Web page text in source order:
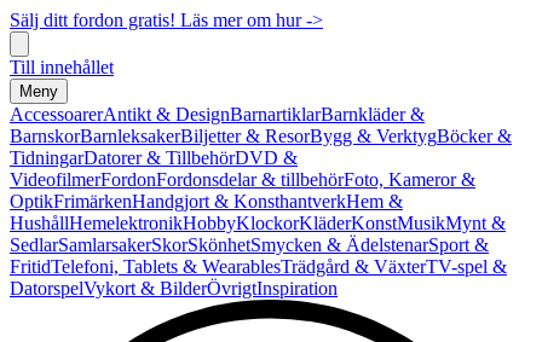
Sälj ditt fordon gratis! Läs mer om hur ->
Till innehållet
Meny
AccessoarerAntikt & DesignBarnartiklarBarnkläder &
BarnskorBarnleksakerBiljetter & ResorBygg & VerktygBöcker &
TidningarDatorer & TillbehörDVD &
VideofilmerFordonFordonsdelar & tillbehörFoto, Kameror &
OptikFrimärkenHandgjort & KonsthantverkHem &
HushållHemelektronikHobbyKlockorKläderKonstMusikMynt &
SedlarSamlarsakerSkorSkönhetSmycken & ÄdelstenarSport &
FritidTelefoni, Tablets & WearablesTrädgård & VäxterTV-spel &
DatorspelVykort & BilderÖvrigtInspiration